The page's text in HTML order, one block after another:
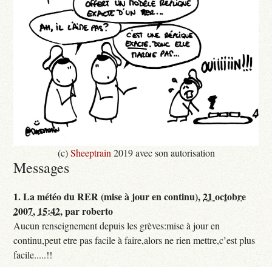
(c)Sheeptrain 2019 avec son autorisation
Messages
1.La météo du RER (mise à jour en continu),21 octobre
2007, 15:42,parroberto
Aucun renseignement depuis les grèves:mise à jour en
continu,peut etre pas facile à faire,alors ne rien mettre,c’est plus
facile.....!!